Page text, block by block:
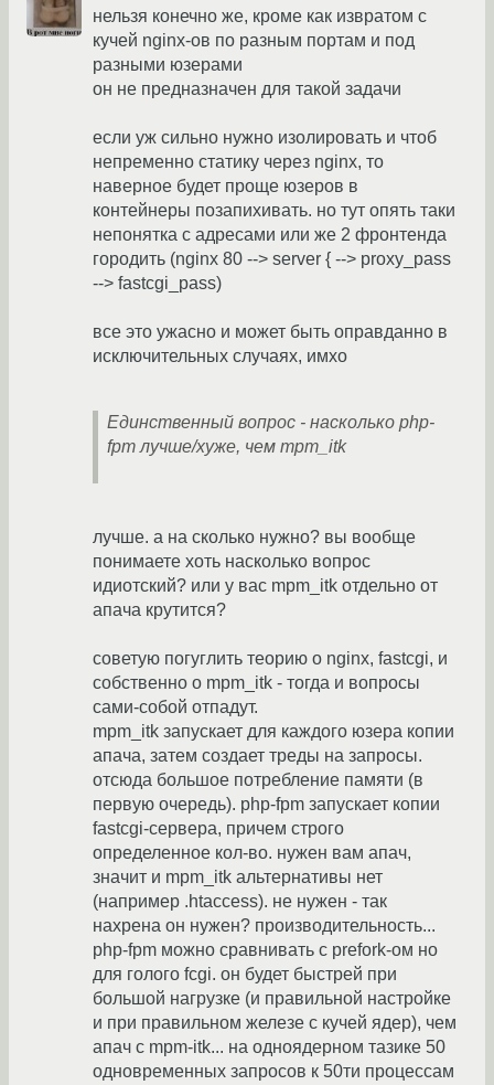
нельзя конечно же, кроме как извратом с
кучей nginx-ов по разным портам и под
разными юзерами
он не предназначен для такой задачи
если уж сильно нужно изолировать и чтоб
непременно статику через nginx, то
наверное будет проще юзеров в
контейнеры позапихивать. но тут опять таки
непонятка с адресами или же 2 фронтенда
городить (nginx 80 --> server { --> proxy_pass
--> fastcgi_pass)
все это ужасно и может быть оправданно в
исключительных случаях, имхо
Единственный вопрос - насколько php-
fpm лучше/хуже, чем mpm_itk
лучше. а на сколько нужно? вы вообще
понимаете хоть насколько вопрос
идиотский? или у вас mpm_itk отдельно от
апача крутится?
советую погуглить теорию о nginx, fastcgi, и
собственно о mpm_itk - тогда и вопросы
сами-собой отпадут.
mpm_itk запускает для каждого юзера копии
апача, затем создает треды на запросы.
отсюда большое потребление памяти (в
первую очередь). php-fpm запускает копии
fastcgi-сервера, причем строго
определенное кол-во. нужен вам апач,
значит и mpm_itk альтернативы нет
(например .htaccess). не нужен - так
нахрена он нужен? производительность...
php-fpm можно сравнивать с prefork-ом но
для голого fcgi. он будет быстрей при
большой нагрузке (и правильной настройке
и при правильном железе с кучей ядер), чем
апач с mpm-itk... на одноядерном тазике 50
одновременных запросов к 50ти процессам